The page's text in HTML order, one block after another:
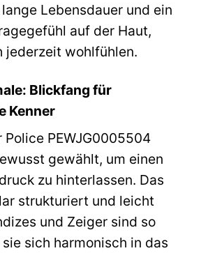
Lebensdauer und ein
auf der Haut,
jederzeit wohlfühlen.
Blickfang für
Kenner
Police PEWJG0005504
gewählt, um einen
zu hinterlassen. Das
strukturiert und leicht
und Zeiger sind so
sich harmonisch in das